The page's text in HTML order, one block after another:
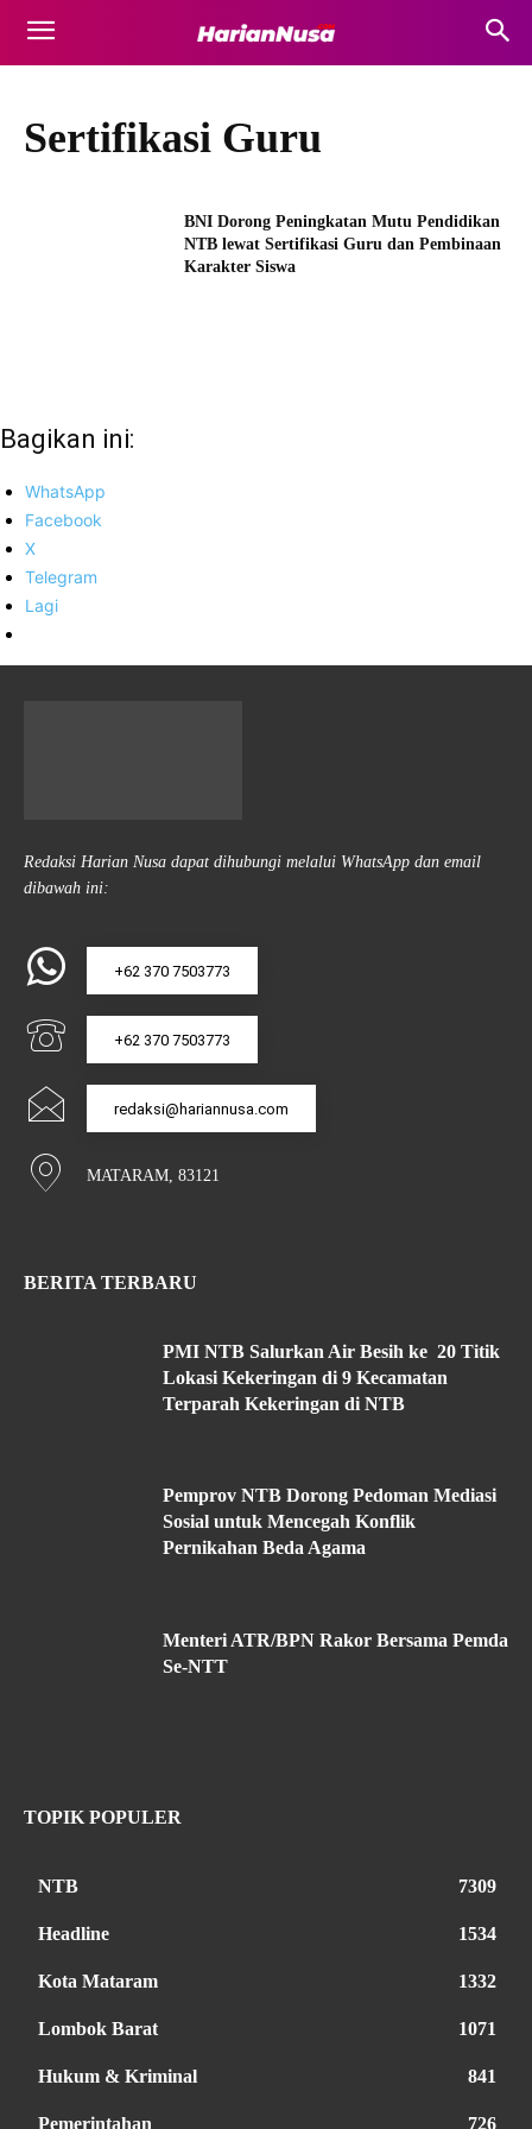
Sertifikasi Guru
BNI Dorong Peningkatan Mutu Pendidikan
NTB lewat Sertifikasi Guru dan Pembinaan
Karakter Siswa
Bagikan ini:
WhatsApp
Facebook
X
Telegram
Lagi
Redaksi Harian Nusa dapat dihubungi melalui WhatsApp dan email
dibawah ini:
+62 370 7503773
+62 370 7503773
redaksi@hariannusa.com
MATARAM, 83121
BERITA TERBARU
PMI NTB Salurkan Air Besih ke 20 Titik
Lokasi Kekeringan di 9 Kecamatan
Terparah Kekeringan di NTB
Pemprov NTB Dorong Pedoman Mediasi
Sosial untuk Mencegah Konflik
Pernikahan Beda Agama
Menteri ATR/BPN Rakor Bersama Pemda
Se-NTT
TOPIK POPULER
NTB 7309
Headline 1534
Kota Mataram 1332
Lombok Barat 1071
Hukum & Kriminal 841
Pemerintahan 726